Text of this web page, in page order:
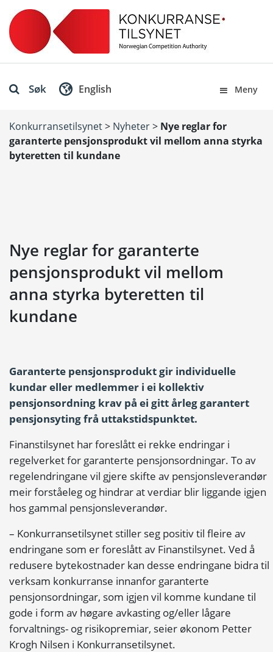
Søk Meny
English
Konkurransetilsynet> Nyheter> Nye reglar for
garanterte pensjonsprodukt vil mellom anna styrka
byteretten til kundane
Nye reglar for garanterte
pensjonsprodukt vil mellom
anna styrka byteretten til
kundane
Garanterte pensjonsprodukt gir individuelle
kundar eller medlemmer i ei kollektiv
pensjonsordning krav på ei gitt årleg garantert
pensjonsyting frå uttakstidspunktet.
Finanstilsynet har foreslått ei rekke endringar i
regelverket for garanterte pensjonsordningar. To av
regelendringane vil gjere skifte av pensjonsleverandør
meir forståeleg og hindrar at verdiar blir liggande igjen
hos gammal pensjonsleverandør.
– Konkurransetilsynet stiller seg positiv til fleire av
endringane som er foreslått av Finanstilsynet. Ved å
redusere bytekostnader kan desse endringane bidra til
verksam konkurranse innanfor garanterte
pensjonsordningar, som igjen vil komme kundane til
gode i form av høgare avkasting og/eller lågare
forvaltnings- og risikopremiar, seier økonom Petter
Krogh Nilsen i Konkurransetilsynet.